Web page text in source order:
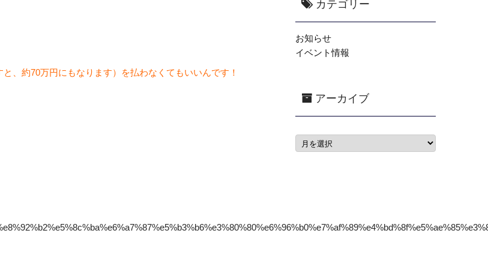
、約70万円にもなります）を払わなくてもいいんです！
カテゴリー
お知らせ
イベント情報
アーカイブ